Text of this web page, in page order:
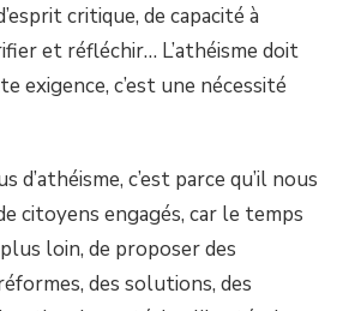
critique, de capacité à
et réfléchir… L’athéisme doit
exigence, c’est une nécessité
d’athéisme, c’est parce qu’il nous
citoyens engagés, car le temps
loin, de proposer des
des solutions, des